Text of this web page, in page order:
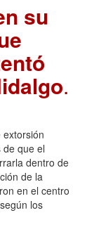
su
.
que el
dentro de
de la
en el centro
los